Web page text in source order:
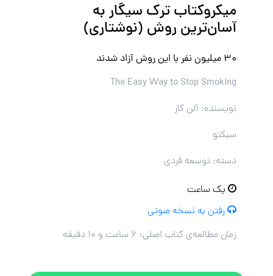
میکروکتاب ترک سیگار به
آسان‌ترین روش (نوشتاری)
۳۰ میلیون نفر با این روش آزاد شدند
The Easy Way to Stop Smoking
نویسنده: آلن کار
سبکتو
دسته: توسعه فردی
یک ساعت
رفتن به نسخه صوتی
زمان مطالعه‌ی کتاب اصلی: ۶ ساعت و ۱۰ دقیقه